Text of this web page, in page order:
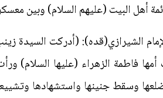
أهل البيت (عليهم السلام) وبين
الشيرازي(قده): (أدركت السيدة
فاطمة الزهراء (عليها السلام)
وسقط جنينها واستشهادها